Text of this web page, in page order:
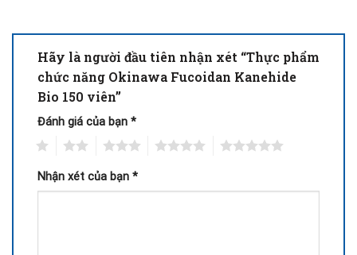
Hãy là người đầu tiên nhận xét “Thực phẩm
chức năng Okinawa Fucoidan Kanehide
Bio 150 viên”
Đánh giá của bạn *
Nhận xét của bạn *